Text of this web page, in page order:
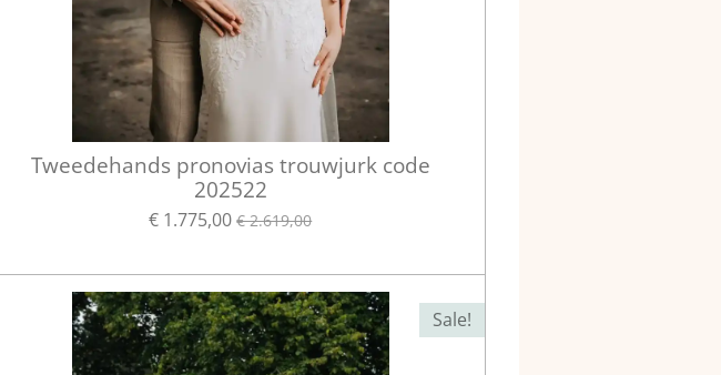
Tweedehands pronovias trouwjurk code
202522
€ 1.775,00 € 2.619,00
Sale!